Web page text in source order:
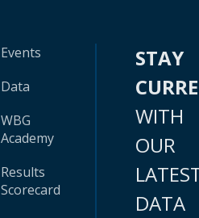
Events
Data
WBG
Academy
Results
Scorecard
STAY
WITH
OUR
DATA